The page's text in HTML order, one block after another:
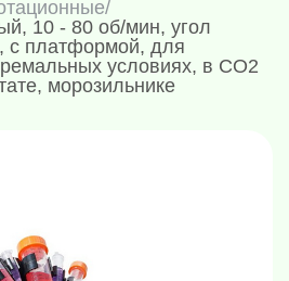
/
10 - 80 об/мин, угол
с платформой, для
условиях, в СО2
морозильнике